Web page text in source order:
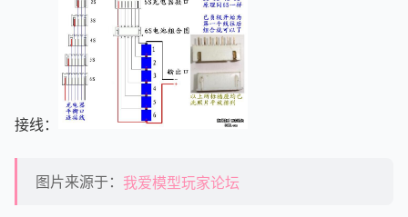
接线：
图片来源于： 我爱模型玩家论坛